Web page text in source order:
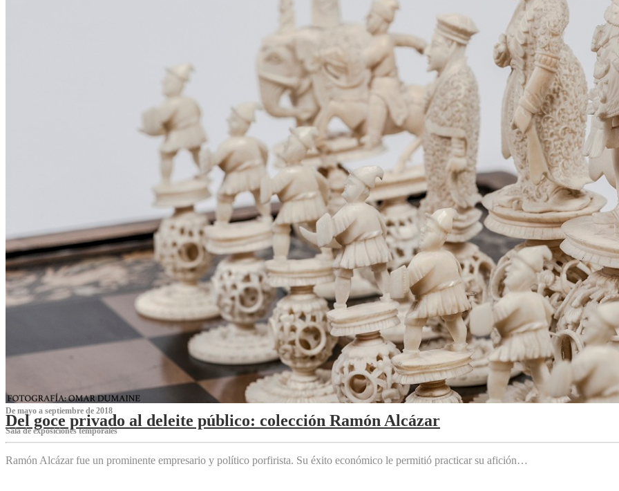
De mayo a septiembre de 2018
Del goce privado al deleite público: colección Ramón Alcázar
Sala de exposiciones temporales
Ramón Alcázar fue un prominente empresario y político porfirista. Su éxito económico le permitió practicar su afición…